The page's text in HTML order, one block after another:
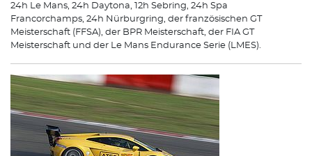
24h Le Mans, 24h Daytona, 12h Sebring, 24h Spa
Francorchamps, 24h Nürburgring, der französischen GT
Meisterschaft (FFSA), der BPR Meisterschaft, der FIA GT
Meisterschaft und der Le Mans Endurance Serie (LMES).